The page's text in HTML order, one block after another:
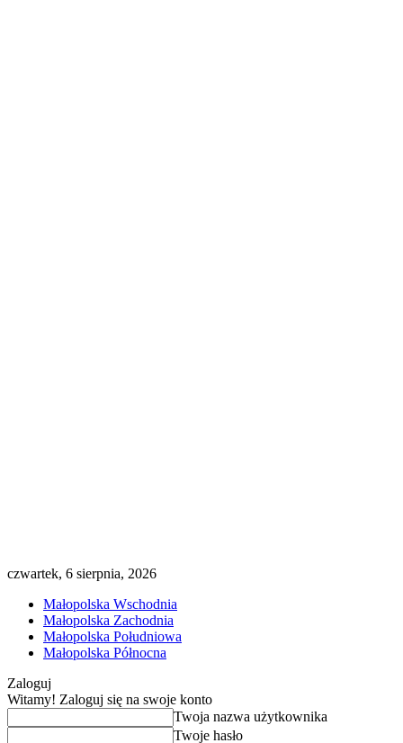
czwartek, 6 sierpnia, 2026
Małopolska Wschodnia
Małopolska Zachodnia
Małopolska Południowa
Małopolska Północna
Zaloguj
Witamy! Zaloguj się na swoje konto
Twoja nazwa użytkownika
Twoje hasło